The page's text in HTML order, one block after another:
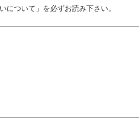
について」を必ずお読み下さい。